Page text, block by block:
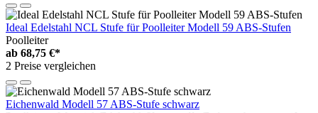
Ideal Edelstahl NCL Stufe für Poolleiter Modell 59 ABS-Stufen
Poolleiter
ab 68,75 €*
2 Preise vergleichen
Eichenwald Modell 57 ABS-Stufe schwarz